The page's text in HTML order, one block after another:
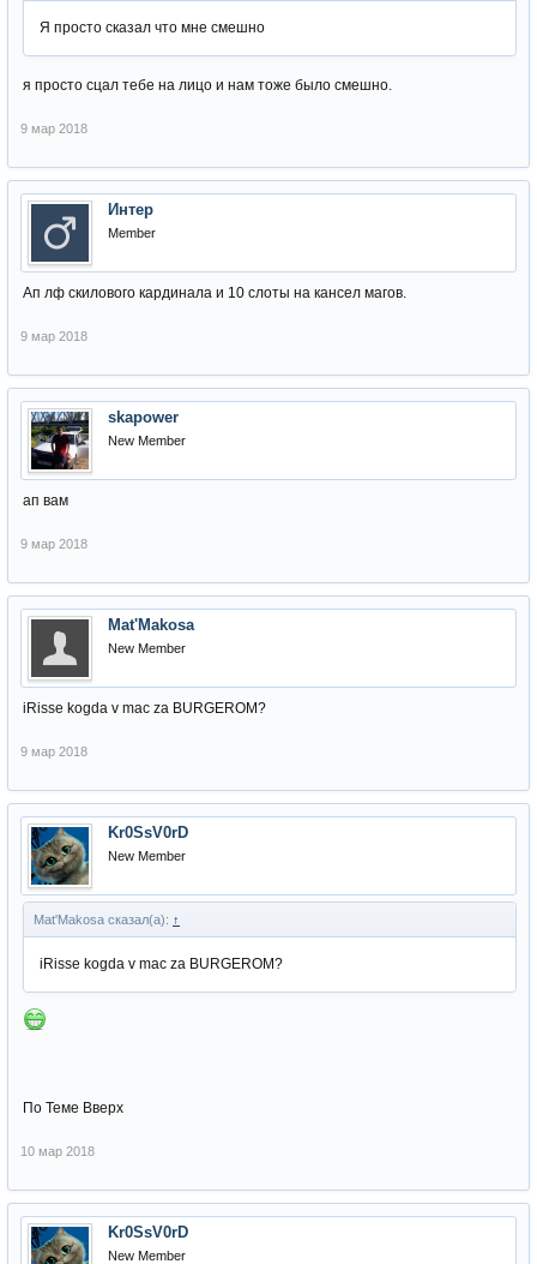
Я просто сказал что мне смешно
я просто сцал тебе на лицо и нам тоже было смешно.
9 мар 2018
Интер
Member
Ап лф скилового кардинала и 10 слоты на кансел магов.
9 мар 2018
skapower
New Member
ап вам
9 мар 2018
Mat'Makosa
New Member
iRisse kogda v mac za BURGEROM?
9 мар 2018
Kr0SsV0rD
New Member
Mat'Makosa сказал(а): ↑
iRisse kogda v mac za BURGEROM?
По Теме Вверх
10 мар 2018
Kr0SsV0rD
New Member